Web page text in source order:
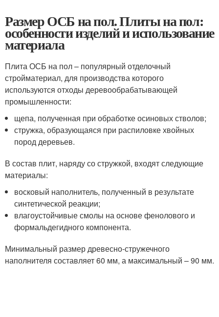
Размер ОСБ на пол. Плиты на пол:
особенности изделий и использование
материала
Плита ОСБ на пол – популярный отделочный
стройматериал, для производства которого
используются отходы деревообрабатывающей
промышленности:
щепа, полученная при обработке осиновых стволов;
стружка, образующаяся при распиловке хвойных
пород деревьев.
В состав плит, наряду со стружкой, входят следующие
материалы:
восковый наполнитель, полученный в результате
синтетической реакции;
влагоустойчивые смолы на основе фенолового и
формальдегидного компонента.
Минимальный размер древесно-стружечного
наполнителя составляет 60 мм, а максимальный – 90 мм.